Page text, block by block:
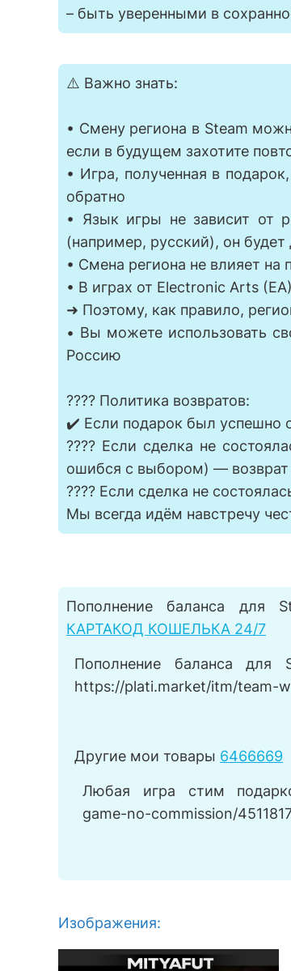
– быть уверенными в
⚠️ Важно знать:
• Смену региона в Steam
если в будущем захотите
• Игра, полученная в
обратно
• Язык игры не зависит от
(например, русский), он будет
• Смена региона не влияет на
• В играх от Electronic Arts
➜ Поэтому, как правило,
• Вы можете использовать
Россию
???? Политика возвратов:
✔️ Если подарок был успешно
???? Если сделка не
ошибся с выбором) — возврат
???? Если сделка не
Мы всегда идём навстречу
Пополнение баланса для
КАРТАКОД КОШЕЛЬКА 24/7
Пополнение баланса для
https://plati.market/itm/team-
Другие мои товары 6466669
Любая игра стим
game-no-commission/
Изображения: